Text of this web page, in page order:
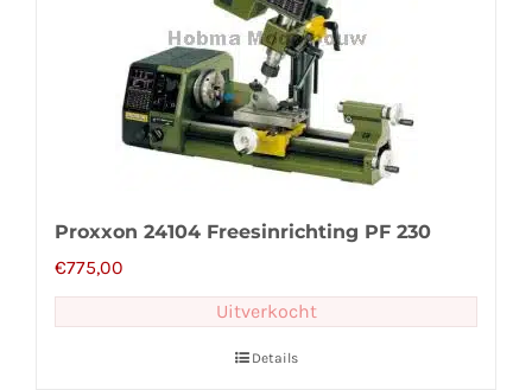
Proxxon 24104 Freesinrichting PF 230
€775,00
Uitverkocht
Details